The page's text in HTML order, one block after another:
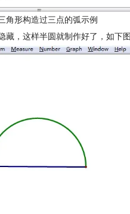
角形构造过三点的弧示例
，这样半圆就制作好了，如下图